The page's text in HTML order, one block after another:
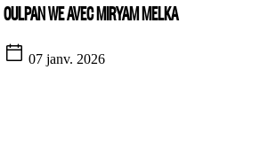
OULPAN WE AVEC MIRYAM MELKA
07 janv. 2026